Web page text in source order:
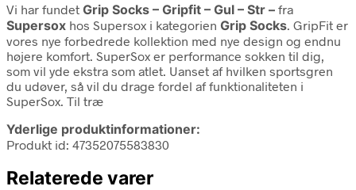
Vi har fundet Grip Socks – Gripfit – Gul – Str – fra
Supersox hos Supersox i kategorien Grip Socks. GripFit er
vores nye forbedrede kollektion med nye design og endnu
højere komfort. SuperSox er performance sokken til dig,
som vil yde ekstra som atlet. Uanset af hvilken sportsgren
du udøver, så vil du drage fordel af funktionaliteten i
SuperSox. Til træ
Yderlige produktinformationer:
Produkt id: 47352075583830
Relaterede varer